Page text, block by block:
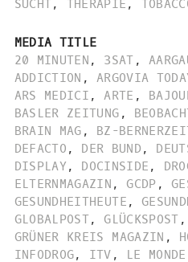
SUCHT, THERAPIE ,
MEDIA TITLE
20 MINUTEN , 3SAT ,
ADDICTION , ARGOVIA
ARS MEDICI , ARTE ,
BASLER ZEITUNG ,
BRAIN MAG , BZ-
DEFACTO , DER BUND ,
DISPLAY, DOCINSIDE ,
ELTERNMAGAZIN , GCDP ,
GESUNDHEITHEUTE ,
GLOBALPOST, GLÜCKSPOST ,
GRÜNER KREIS MAGAZIN ,
INFODROG, ITV , LE